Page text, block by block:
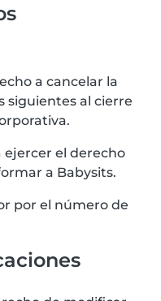
a cancelar la
siguientes al cierre
ejercer el derecho
a Babysits.
por el número de